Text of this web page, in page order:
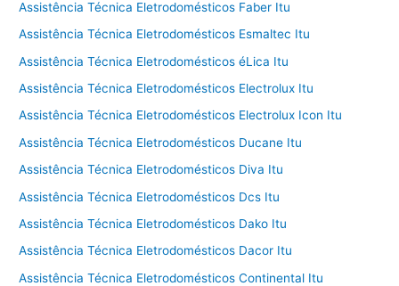
Assistência Técnica Eletrodomésticos Faber Itu
Assistência Técnica Eletrodomésticos Esmaltec Itu
Assistência Técnica Eletrodomésticos éLica Itu
Assistência Técnica Eletrodomésticos Electrolux Itu
Assistência Técnica Eletrodomésticos Electrolux Icon Itu
Assistência Técnica Eletrodomésticos Ducane Itu
Assistência Técnica Eletrodomésticos Diva Itu
Assistência Técnica Eletrodomésticos Dcs Itu
Assistência Técnica Eletrodomésticos Dako Itu
Assistência Técnica Eletrodomésticos Dacor Itu
Assistência Técnica Eletrodomésticos Continental Itu